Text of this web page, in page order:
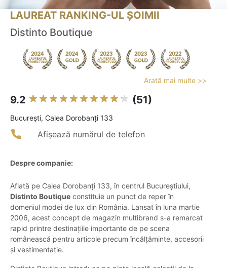
LAUREAT RANKING-UL ȘOIMII
Distinto Boutique
Arată mai multe >>
9.2 (51)
Bucureşti, Calea Dorobanți 133
Afișează numărul de telefon
Despre companie:
Aflată pe Calea Dorobanți 133, în centrul Bucureștiului,
Distinto Boutique constituie un punct de reper în
domeniul modei de lux din România. Lansat în luna martie
2006, acest concept de magazin multibrand s-a remarcat
rapid printre destinațiile importante de pe scena
românească pentru articole precum încălțăminte, accesorii
și vestimentație.